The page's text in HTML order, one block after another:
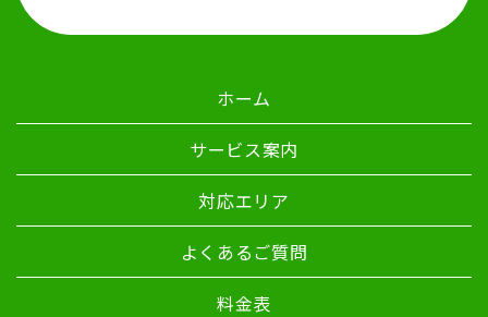
ホーム
サービス案内
対応エリア
よくあるご質問
料金表